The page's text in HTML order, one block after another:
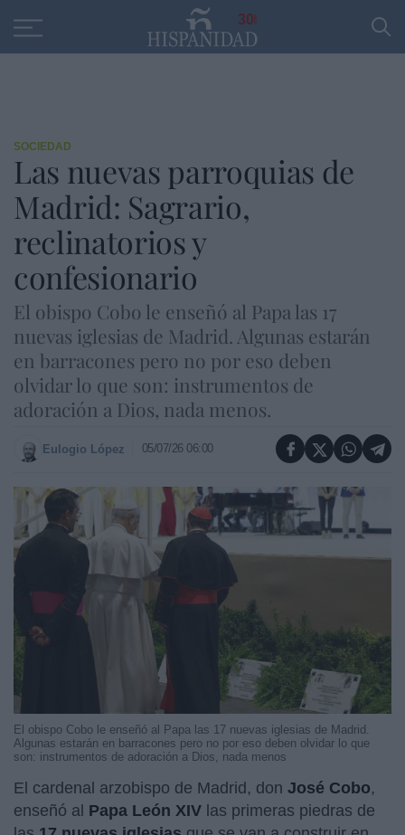
30
SOCIEDAD
Las nuevas parroquias de
Madrid: Sagrario,
reclinatorios y
confesionario
El obispo Cobo le enseñó al Papa las 17
nuevas iglesias de Madrid. Algunas estarán
en barracones pero no por eso deben
olvidar lo que son: instrumentos de
adoración a Dios, nada menos.
Eulogio López 05/07/26 06:00
El obispo Cobo le enseñó al Papa las 17 nuevas iglesias de Madrid.
Algunas estarán en barracones pero no por eso deben olvidar lo que
son: instrumentos de adoración a Dios, nada menos
El cardenal arzobispo de Madrid, don José Cobo,
enseñó al Papa León XIV las primeras piedras de